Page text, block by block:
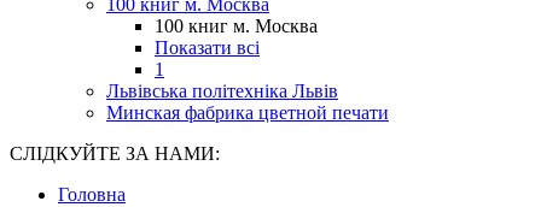
100 книг м. Москва
100 книг м. Москва
Показати всі
1
Львівська політехніка Львів
Минская фабрика цветной печати
СЛІДКУЙТЕ ЗА НАМИ:
Головна